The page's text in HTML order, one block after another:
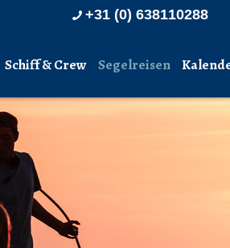
+31 (0) 638110288
Schiff & Crew Segelreisen